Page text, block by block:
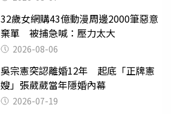
32歲女網購43億動漫周邊2000筆惡意
棄單 被捕急喊：壓力太大
2026-08-06
吳宗憲突認離婚12年 起底「正牌憲
嫂」張葳葳當年隱婚內幕
2026-07-19